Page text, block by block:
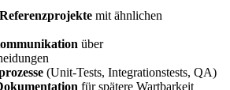
mit ähnlichen
über
(Unit-Tests, Integrationstests, QA)
für spätere Wartbarkeit